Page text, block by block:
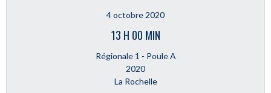
4 octobre 2020
13 H 00 MIN
Régionale 1 - Poule A
2020
La Rochelle